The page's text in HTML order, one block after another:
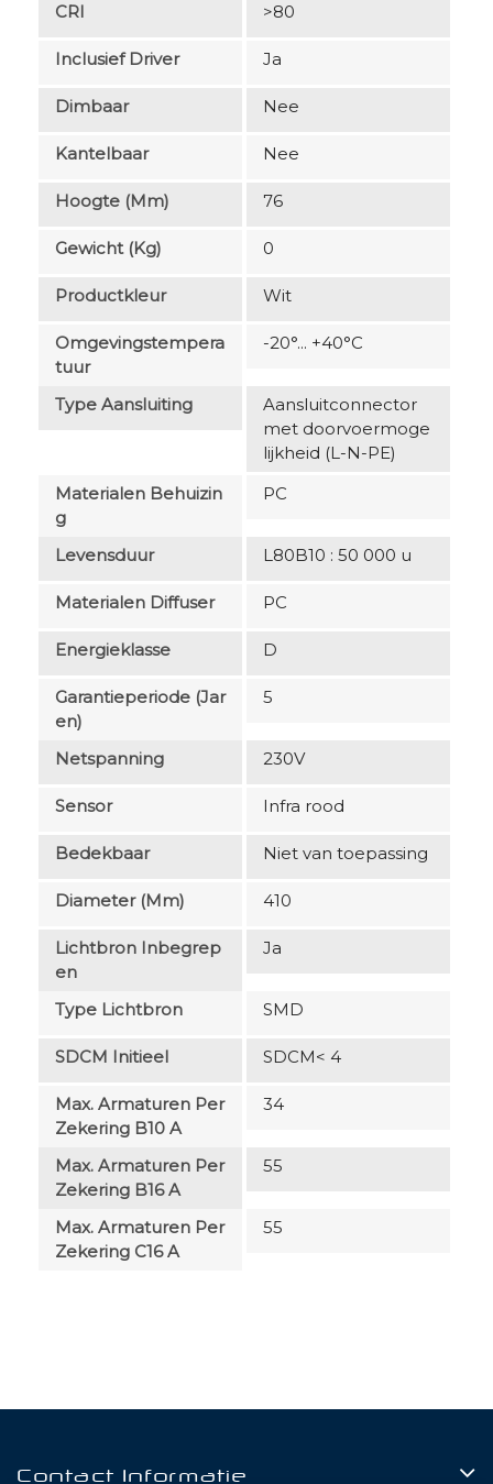
CRI >80
Inclusief Driver Ja
Dimbaar Nee
Kantelbaar Nee
Hoogte (mm) 76
Gewicht (kg) 0
Productkleur Wit
Omgevingstempera
Tuur
-20°... +40°C
Type Aansluiting
Aansluitconnector
met doorvoermoge
lijkheid (L-N-PE)
Materialen Behuizin
G
PC
Levensduur L80B10 : 50 000 u
Materialen Diffuser PC
Energieklasse D
Garantieperiode (jar
En)
5
Netspanning 230V
Sensor Infra rood
Bedekbaar Niet van toepassing
Diameter (mm) 410
Lichtbron Inbegrep
En
Ja
Type Lichtbron SMD
SDCM Initieel SDCM< 4
Max. Armaturen Per
Zekering B10 A
34
Max. Armaturen Per
Zekering B16 A
55
Max. Armaturen Per
Zekering C16 A
55
Contact Informatie